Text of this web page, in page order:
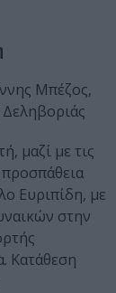
Μπέζος,
μαζί με τις
Ευριπίδη, με
στην
Κατάθεση